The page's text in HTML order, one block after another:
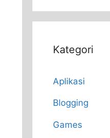
Kategori
Aplikasi
Blogging
Games